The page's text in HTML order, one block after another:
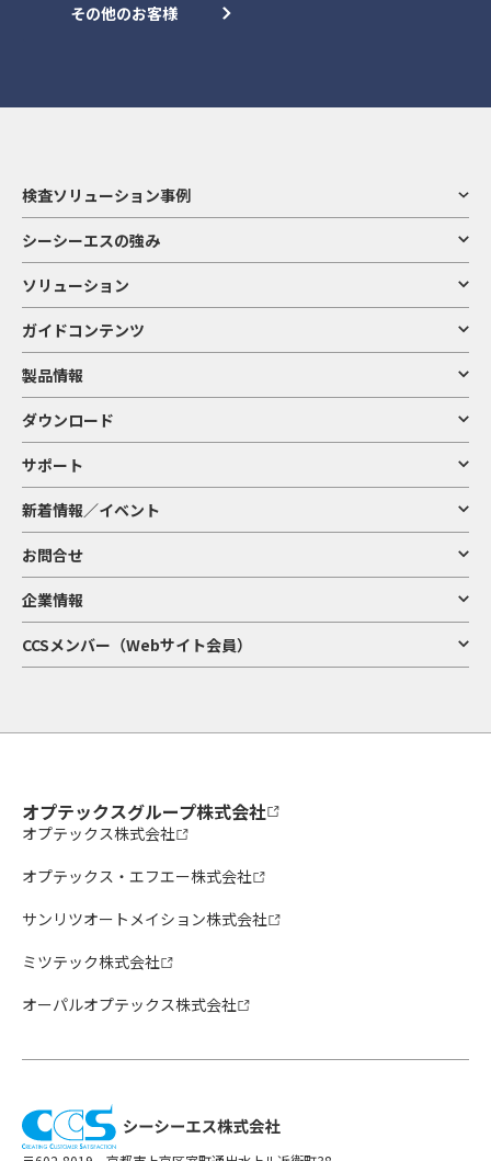
その他のお客様
検査ソリューション事例
シーシーエスの強み
ソリューション
ガイドコンテンツ
製品情報
ダウンロード
サポート
新着情報／イベント
お問合せ
企業情報
CCSメンバー（Webサイト会員）
オプテックスグループ株式会社
オプテックス株式会社
オプテックス・エフエー株式会社
サンリツオートメイション株式会社
ミツテック株式会社
オーパルオプテックス株式会社